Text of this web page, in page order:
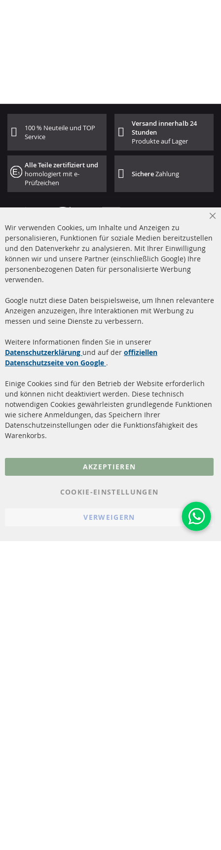
100 % Neuteile und TOP
Service
Versand innerhalb 24
Stunden
Produkte auf Lager
Alle Teile zertifiziert und
homologiert mit e-
Prüfzeichen
SichereZahlung
+49 (0) 4533 799 00 0
Mo-Do: 09-17 Uhr, Fr 09-16 Uhr
info@contra-automotive.de
facebook
instagram
Quick Links
Dieselpartikelfilter (DPF)
Dieselpartikelfilter
Katalysator (KAT)
Sensoren
FAQ
Kundenservice
Über uns
Versandkosten
Kontakt
Vertrag widerrufen
Wir verwenden Cookies, um Inhalte und Anzeigen zu
personalisieren, Funktionen für soziale Medien bereitzustellen
und den Datenverkehr zu analysieren. Mit Ihrer Einwilligung
können wir und unsere Partner (einschließlich Google) Ihre
personenbezogenen Daten für personalisierte Werbung
verwenden.
Google nutzt diese Daten beispielsweise, um Ihnen relevantere
Anzeigen anzuzeigen, Ihre Interaktionen mit Werbung zu
messen und seine Dienste zu verbessern.
Weitere Informationen finden Sie in unserer
Datenschutzerklärung und auf der offiziellen
Datenschutzseite von Google .
Einige Cookies sind für den Betrieb der Website erforderlich
und können nicht deaktiviert werden. Diese technisch
notwendigen Cookies gewährleisten grundlegende Funktionen
wie sichere Anmeldungen, das Speichern Ihrer
Datenschutzeinstellungen oder die Funktionsfähigkeit des
Warenkorbs.
AKZEPTIEREN
COOKIE-EINSTELLUNGEN
VERWEIGERN